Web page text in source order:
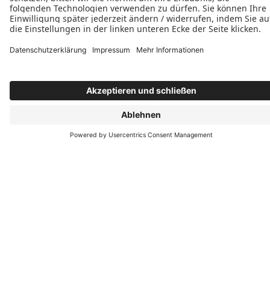
Falt-Schiebe-Türen von PaX
Sie sind noch unsicher, ob eine Falt-Schiebe-Tür das
richtige für Sie ist? Erfahren Sie mehr in unserer
Herunterladen